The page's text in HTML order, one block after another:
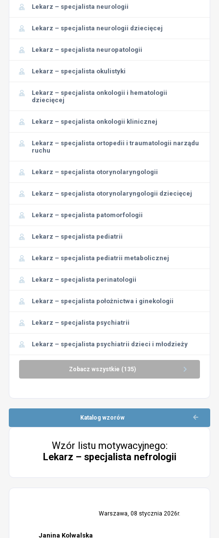
Lekarz – specjalista neurologii
Lekarz – specjalista neurologii dziecięcej
Lekarz – specjalista neuropatologii
Lekarz – specjalista okulistyki
Lekarz – specjalista onkologii i hematologii
dziecięcej
Lekarz – specjalista onkologii klinicznej
Lekarz – specjalista ortopedii i traumatologii narządu
ruchu
Lekarz – specjalista otorynolaryngologii
Lekarz – specjalista otorynolaryngologii dziecięcej
Lekarz – specjalista patomorfologii
Lekarz – specjalista pediatrii
Lekarz – specjalista pediatrii metabolicznej
Lekarz – specjalista perinatologii
Lekarz – specjalista położnictwa i ginekologii
Lekarz – specjalista psychiatrii
Lekarz – specjalista psychiatrii dzieci i młodzieży
Zobacz wszystkie (135)
Katalog wzorów
Wzór listu motywacyjnego:
Lekarz – specjalista nefrologii
Warszawa, 08 stycznia 2026r.
Janina Kolwalska